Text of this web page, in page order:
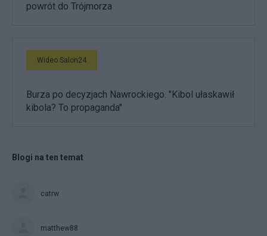
powrót do Trójmorza
Wideo Salon24
Burza po decyzjach Nawrockiego. "Kibol ułaskawił
kibola? To propaganda"
Blogi na ten temat
catrw
matthew88